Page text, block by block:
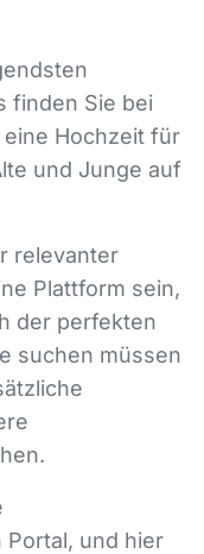
finden Sie bei
Hochzeit für
und Junge auf
relevanter
Plattform sein,
der perfekten
suchen müssen
Portal, und hier